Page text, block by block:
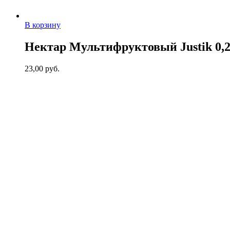
В корзину
Нектар Мультифруктовый Justik
23,00 руб.